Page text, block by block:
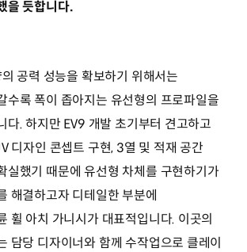
을 듯합니다.
공력 성능을 확보하기 위해서는
수록 폭이 좁아지는 유선형의 프로파일을
다. 하지만 EV9 개발 초기부터 견고하고
디자인 콘셉트 구현, 3열 및 적재 공간
실했기 때문에 유선형 차체를 구현하기가
해결하고자 디테일한 부분에
휠 아치 가니시가 대표적입니다. 이곳의
담당 디자이너와 함께 수작업으로 클레이